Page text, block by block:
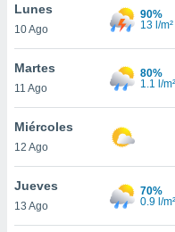
de
cookies
aceptar
Lunes
10 Ago
90%
13 l/m²
Martes
11 Ago
80%
1.1 l/m²
Miércoles
12 Ago
Jueves
13 Ago
70%
0.9 l/m²